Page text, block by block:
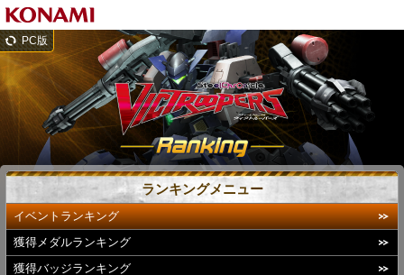
PC版
ランキングメニュー
イベントランキング
獲得メダルランキング
獲得バッジランキング